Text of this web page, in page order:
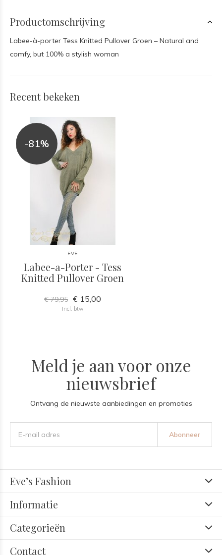
Productomschrijving
Labee-à-porter Tess Knitted Pullover Groen – Natural and
comfy, but 100% a stylish woman
Recent bekeken
-81%
EVE
Labee-a-Porter - Tess
Knitted Pullover Groen
€ 79,95 € 15,00
Incl. btw
Meld je aan voor onze
nieuwsbrief
Ontvang de nieuwste aanbiedingen en promoties
Abonneer
Eve’s Fashion
Informatie
Categorieën
Contact